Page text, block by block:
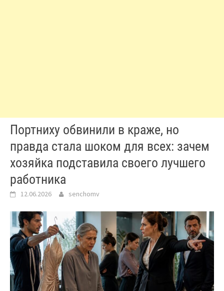
Портниху обвинили в краже, но
правда стала шоком для всех: зачем
хозяйка подставила своего лучшего
работника
12.06.2026 senchomv